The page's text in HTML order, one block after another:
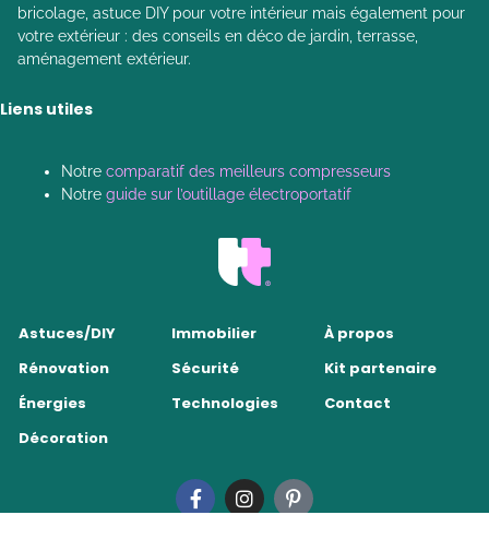
bricolage, astuce DIY pour votre intérieur mais également pour
votre extérieur : des conseils en déco de jardin, terrasse,
aménagement extérieur.
Liens utiles
Notre comparatif des meilleurs compresseurs
Notre guide sur l’outillage électroportatif
Astuces/DIY
Rénovation
Énergies
Décoration
Immobilier
Sécurité
Technologies
À propos
Kit partenaire
Contact